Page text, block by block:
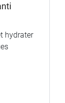
hydrater